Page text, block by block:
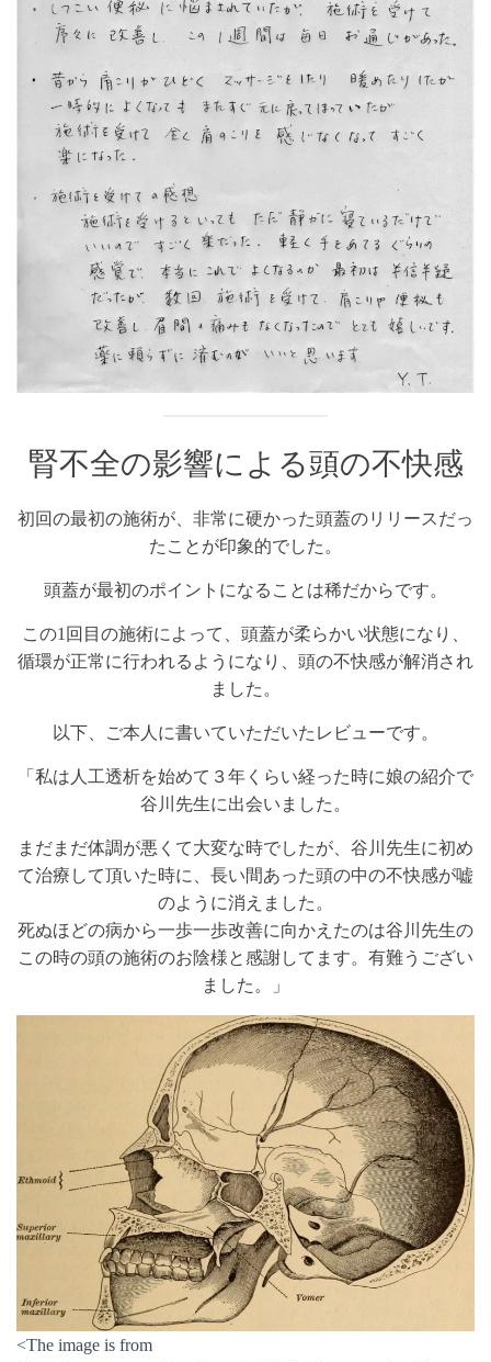
腎不全の影響による頭の不快感
初回の最初の施術が、非常に硬かった頭蓋のリリースだっ
たことが印象的でした。
頭蓋が最初のポイントになることは稀だからです。
この1回目の施術によって、頭蓋が柔らかい状態になり、
循環が正常に行われるようになり、頭の不快感が解消され
ました。
以下、ご本人に書いていただいたレビューです。
「私は人工透析を始めて３年くらい経った時に娘の紹介で
谷川先生に出会いました。
まだまだ体調が悪くて大変な時でしたが、谷川先生に初め
て治療して頂いた時に、長い間あった頭の中の不快感が嘘
のように消えました。
死ぬほどの病から一歩一歩改善に向かえたのは谷川先生の
この時の頭の施術のお陰様と感謝してます。有難うござい
ました。」
<The image is from